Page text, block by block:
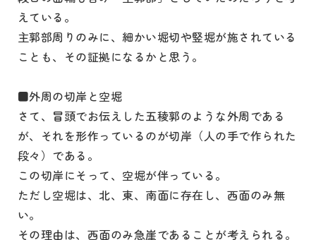
えている。
主郭部周りのみに、細かい堀切や竪堀が施されている
ことも、その証拠になるかと思う。
■外周の切岸と空堀
さて、冒頭でお伝えした五稜郭のような外周である
が、それを形作っているのが切岸（人の手で作られた
段々）である。
この切岸にそって、空堀が伴っている。
ただし空堀は、北、東、南面に存在し、西面のみ無
い。
その理由は、西面のみ急崖であることが考えられる。